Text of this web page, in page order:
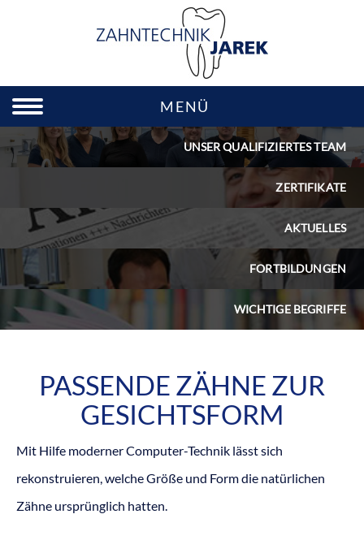
MENÜ
UNSER QUALIFIZIERTES TEAM
ZERTIFIKATE
AKTUELLES
FORTBILDUNGEN
WICHTIGE BEGRIFFE
PASSENDE ZÄHNE ZUR
GESICHTSFORM
Mit Hilfe moderner Computer-Technik lässt sich
rekonstruieren, welche Größe und Form die natürlichen
Zähne ursprünglich hatten.